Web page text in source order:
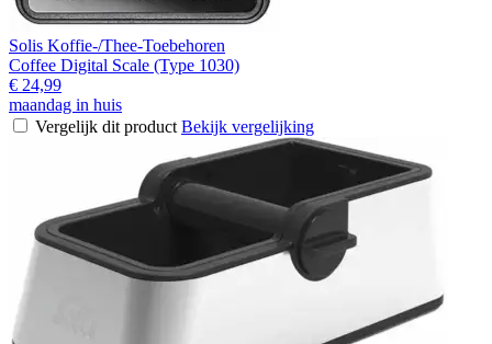
Solis Koffie-/Thee-Toebehoren
Coffee Digital Scale (Type 1030)
€ 24,99
maandag in huis
Vergelijk dit product Bekijk vergelijking